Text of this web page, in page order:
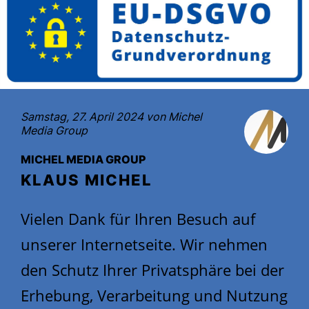
Samstag, 27. April 2024 von Michel
Media Group
MICHEL MEDIA GROUP
KLAUS MICHEL
Vielen Dank für Ihren Besuch auf
unserer Internetseite. Wir nehmen
den Schutz Ihrer Privatsphäre bei der
Erhebung, Verarbeitung und Nutzung